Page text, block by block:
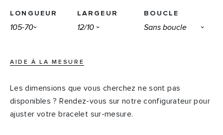
LONGUEUR LARGEUR BOUCLE
AIDE À LA MESURE
Les dimensions que vous cherchez ne sont pas
disponibles ? Rendez-vous sur notre configurateur pour
ajuster votre bracelet sur-mesure.